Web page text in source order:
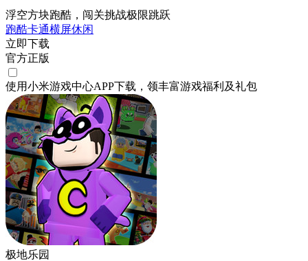
浮空方块跑酷，闯关挑战极限跳跃
跑酷卡通横屏休闲
立即下载
官方正版
使用小米游戏中心APP下载 ，领丰富游戏福利 及礼包
极地乐园